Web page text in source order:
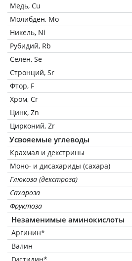
Медь, Cu
Молибден, Mo
Никель, Ni
Рубидий, Rb
Селен, Se
Стронций, Sr
Фтор, F
Хром, Cr
Цинк, Zn
Цирконий, Zr
Усвояемые углеводы
Крахмал и декстрины
Моно- и дисахариды (сахара)
Глюкоза (декстроза)
Сахароза
Фруктоза
Незаменимые аминокислоты
Аргинин*
Валин